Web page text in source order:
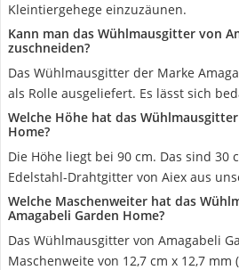
Kleintiergehege einzuzäunen.
Kann man das Wühlmausgitter von
zuschneiden?
Das Wühlmausgitter der Marke
als Rolle ausgeliefert. Es lässt sich
Welche Höhe hat das
Home?
Die Höhe liegt bei 90 cm. Das sind 30
Edelstahl-Drahtgitter von Aiex aus
Welche Maschenweiter hat das
Amagabeli Garden Home?
Das Wühlmausgitter von Amagabeli
Maschenweite von 12,7 cm x 12,7 mm